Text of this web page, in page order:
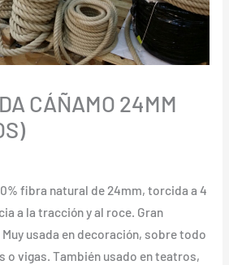
CÁÑAMO 24MM
fibra natural de 24mm, torcida a 4
a la tracción y al roce. Gran
usada en decoración, sobre todo
o vigas. También usado en teatros,